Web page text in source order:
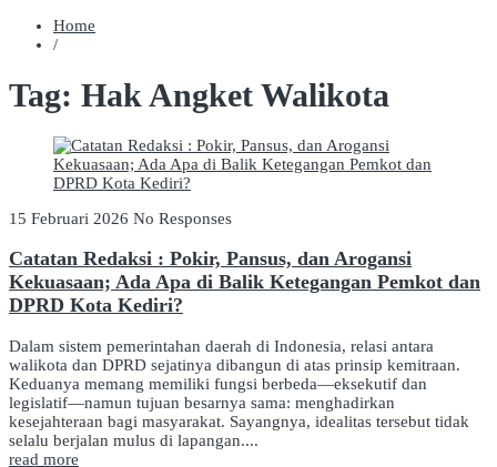
Home
/
Tag: Hak Angket Walikota
15 Februari 2026 No Responses
Catatan Redaksi : Pokir, Pansus, dan Arogansi
Kekuasaan; Ada Apa di Balik Ketegangan Pemkot dan
DPRD Kota Kediri?
Dalam sistem pemerintahan daerah di Indonesia, relasi antara
walikota dan DPRD sejatinya dibangun di atas prinsip kemitraan.
Keduanya memang memiliki fungsi berbeda—eksekutif dan
legislatif—namun tujuan besarnya sama: menghadirkan
kesejahteraan bagi masyarakat. Sayangnya, idealitas tersebut tidak
selalu berjalan mulus di lapangan....
read more